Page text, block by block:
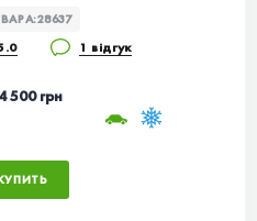
28637
1 відгук
500 грн